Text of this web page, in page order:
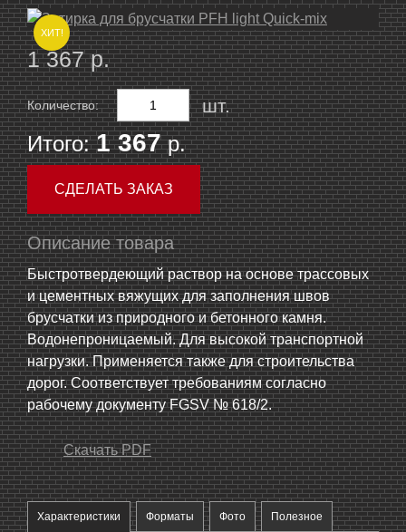
ХИТ!
1 367 р.
Количество: шт.
Итого:1 367р.
СДЕЛАТЬ ЗАКАЗ
Описание товара
Быстротвердеющий раствор на основе трассовых
и цементных вяжущих для заполнения швов
брусчатки из природного и бетонного камня.
Водонепроницаемый. Для высокой транспортной
нагрузки. Применяется также для строительства
дорог. Соответствует требованиям согласно
рабочему документу FGSV № 618/2.
Скачать PDF
Характеристики Форматы Фото Полезное